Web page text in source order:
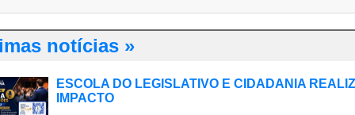
notícias »
ESCOLA DO LEGISLATIVO E CIDADANIA
IMPACTO